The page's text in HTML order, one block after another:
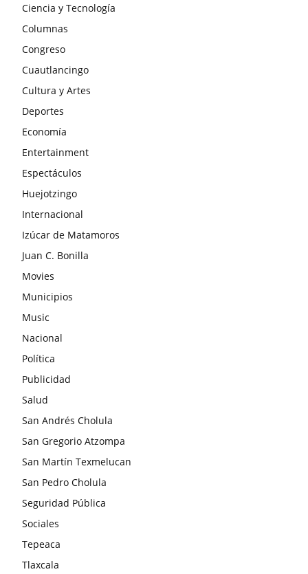
Ciencia y Tecnología
Columnas
Congreso
Cuautlancingo
Cultura y Artes
Deportes
Economía
Entertainment
Espectáculos
Huejotzingo
Internacional
Izúcar de Matamoros
Juan C. Bonilla
Movies
Municipios
Music
Nacional
Política
Publicidad
Salud
San Andrés Cholula
San Gregorio Atzompa
San Martín Texmelucan
San Pedro Cholula
Seguridad Pública
Sociales
Tepeaca
Tlaxcala